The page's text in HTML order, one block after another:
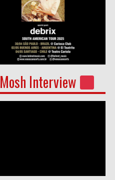
Mosh Interview